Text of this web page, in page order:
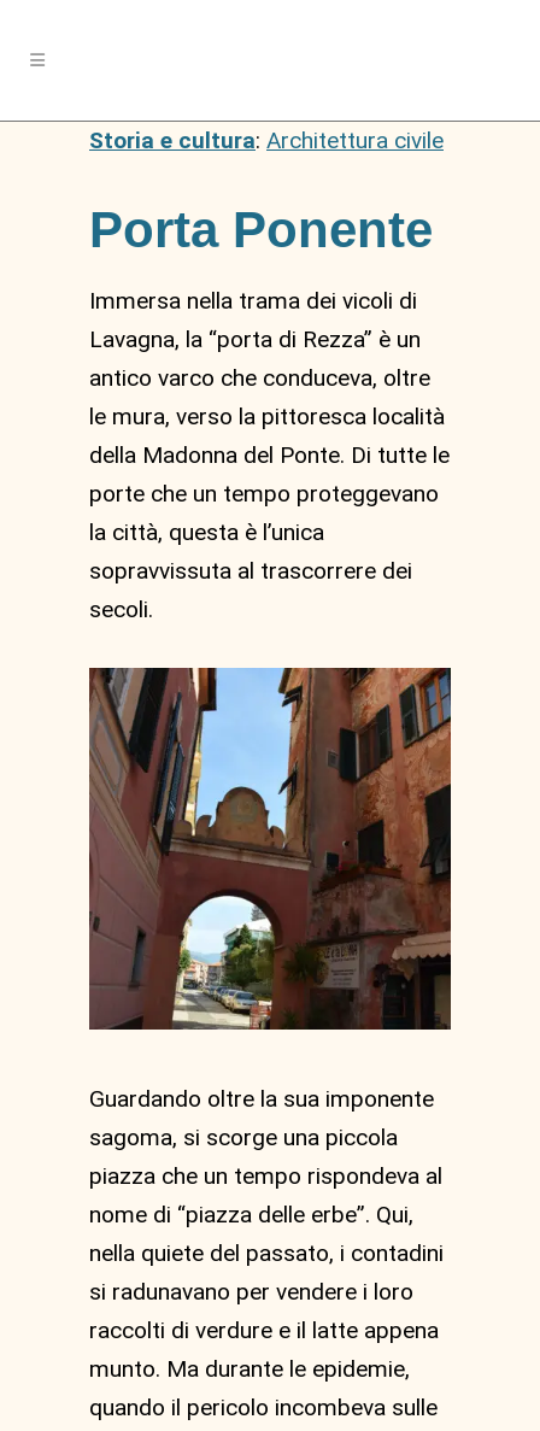
Storia e cultura: Architettura civile
Porta Ponente
Immersa nella trama dei vicoli di
Lavagna, la “porta di Rezza” è un
antico varco che conduceva, oltre
le mura, verso la pittoresca località
della Madonna del Ponte. Di tutte le
porte che un tempo proteggevano
la città, questa è l’unica
sopravvissuta al trascorrere dei
secoli.
Guardando oltre la sua imponente
sagoma, si scorge una piccola
piazza che un tempo rispondeva al
nome di “piazza delle erbe”. Qui,
nella quiete del passato, i contadini
si radunavano per vendere i loro
raccolti di verdure e il latte appena
munto. Ma durante le epidemie,
quando il pericolo incombeva sulle